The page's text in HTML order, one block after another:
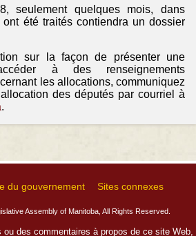
seulement quelques mois, dans
été traités contiendra un dossier
sur la façon de présenter une
à des renseignements
les allocations, communiquez
des députés par courriel à
.
du gouvernement Sites connexes
Assembly of Manitoba, All Rights Reserved.
des commentaires à propos de ce site Web,